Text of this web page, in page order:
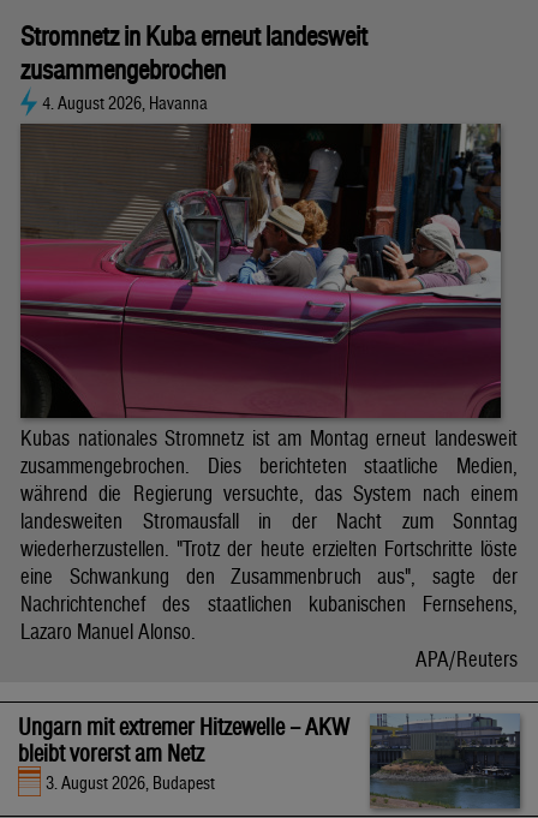
Stromnetz in Kuba erneut landesweit
zusammengebrochen
4. August 2026, Havanna
Kubas nationales Stromnetz ist am Montag erneut landesweit
zusammengebrochen. Dies berichteten staatliche Medien,
während die Regierung versuchte, das System nach einem
landesweiten Stromausfall in der Nacht zum Sonntag
wiederherzustellen. "Trotz der heute erzielten Fortschritte löste
eine Schwankung den Zusammenbruch aus", sagte der
Nachrichtenchef des staatlichen kubanischen Fernsehens,
Lazaro Manuel Alonso.
APA/Reuters
Ungarn mit extremer Hitzewelle – AKW
bleibt vorerst am Netz
3. August 2026, Budapest